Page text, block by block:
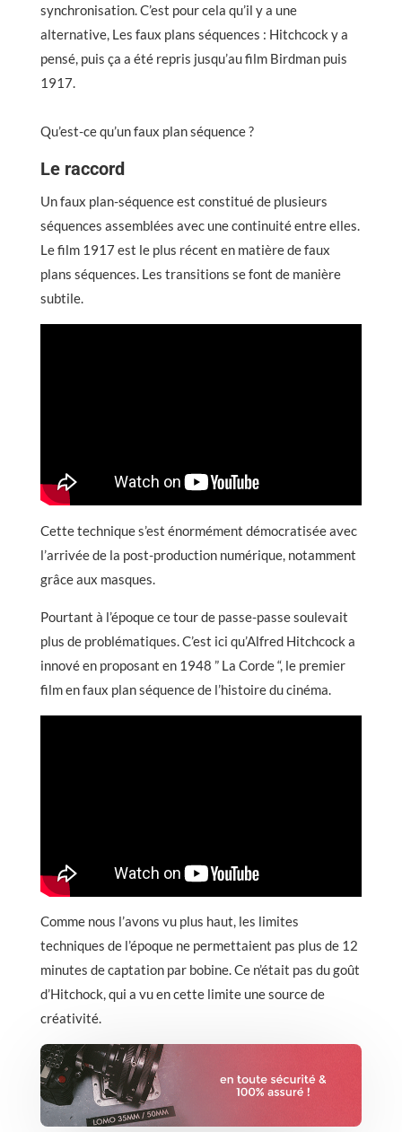
synchronisation. C’est pour cela qu’il y a une
alternative, Les faux plans séquences : Hitchcock y a
pensé, puis ça a été repris jusqu’au film Birdman puis
1917.
Qu’est-ce qu’un faux plan séquence ?
Le raccord
Un faux plan-séquence est constitué de plusieurs
séquences assemblées avec une continuité entre elles.
Le film 1917 est le plus récent en matière de faux
plans séquences. Les transitions se font de manière
subtile.
Cette technique s’est énormément démocratisée avec
l’arrivée de la post-production numérique, notamment
grâce aux masques.
Pourtant à l’époque ce tour de passe-passe soulevait
plus de problématiques. C’est ici qu’Alfred Hitchcock a
innové en proposant en 1948 ” La Corde “, le premier
film en faux plan séquence de l’histoire du cinéma.
Comme nous l’avons vu plus haut, les limites
techniques de l’époque ne permettaient pas plus de 12
minutes de captation par bobine. Ce n’était pas du goût
d’Hitchock, qui a vu en cette limite une source de
créativité.